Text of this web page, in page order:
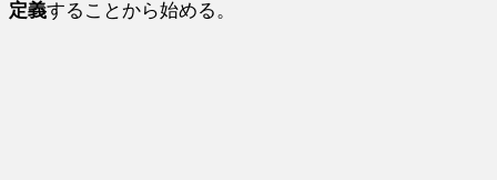
定義することから始める。